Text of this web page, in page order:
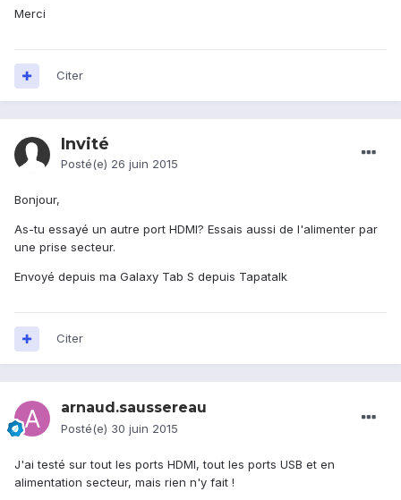
Merci
Citer
Invité
Posté(e) 26 juin 2015
Bonjour,
As-tu essayé un autre port HDMI? Essais aussi de l'alimenter par
une prise secteur.
Envoyé depuis ma Galaxy Tab S depuis Tapatalk
Citer
arnaud.saussereau
Posté(e) 30 juin 2015
J'ai testé sur tout les ports HDMI, tout les ports USB et en
alimentation secteur, mais rien n'y fait !